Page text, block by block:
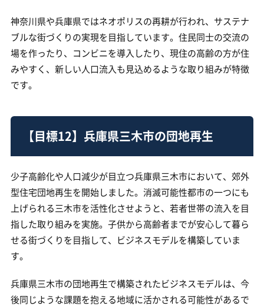
神奈川県や兵庫県ではネオポリスの再耕が行われ、サステナ
ブルな街づくりの実現を目指しています。住民同士の交流の
場を作ったり、コンビニを導入したり、現住の高齢の方が住
みやすく、新しい人口流入も見込めるような取り組みが特徴
です。
【目標12】兵庫県三木市の団地再生
少子高齢化や人口減少が目立つ兵庫県三木市において、郊外
型住宅団地再生を開始しました。消滅可能性都市の一つにも
上げられる三木市を活性化させようと、若者世帯の流入を目
指した取り組みを実施。子供から高齢者までが安心して暮ら
せる街づくりを目指して、ビジネスモデルを構築していま
す。
兵庫県三木市の団地再生で構築されたビジネスモデルは、今
後同じような課題を抱える地域に活かされる可能性があるで